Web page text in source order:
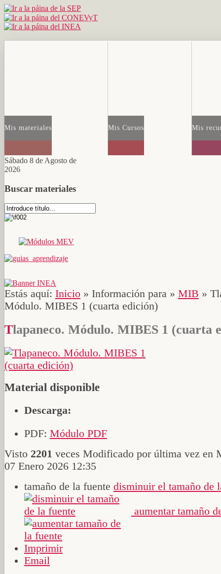
Mis materiales Mis Cursos Mis
Sábado 8 de Agosto de
2026
Buscar materiales
Estás aquí: Inicio » Información para » MIB »
Módulo. MIBES 1 (cuarta edición)
Tlapaneco. Módulo. MIBES 1 (cuarta
Material disponible
Descarga:
PDF: Módulo PDF
Visto 2201 veces Modificado por última vez en
07 Enero 2026 12:35
tamaño de la fuente disminuir el tamaño de
aumentar tamaño
Imprimir
Email